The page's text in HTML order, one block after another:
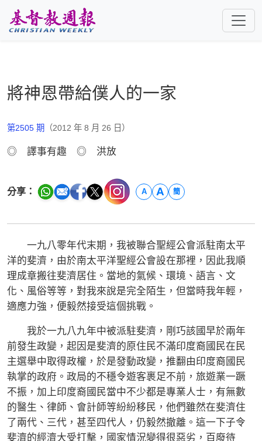
將神恩帶給僕人的一家
第2505 期 （2012 年 8 月 26 日）
◎ 譯事有趣 ◎ 洪放
分享： A A 簡
一九八零年代末期，我被聯合聖經公會派駐南太平
洋的斐濟，由於南太平洋聖經公會設在那裡，因此我順
理成章搬往斐濟居住。當地的氣候、環境、語言、文
化、風俗等等，對我來說是完全陌生，但當時我年輕，
適應力強，便毅然接受這個挑戰。
我於一九八九年中被派駐斐濟，剛巧該國早於兩年
前發生政變，起因是斐濟的原住民不滿印度裔國民在民
主選舉中取得政權，於是發動政變，推翻由印度裔國民
執掌的政府。政局的不穩令遊客裹足不前，旅遊業一蹶
不振，加上印度裔國民當中不少都是專業人士，有無數
的醫生、律師、會計師等紛紛移民，他們雖然在斐濟住
了兩代、三代，甚至四代人，仍毅然撤離。這一下子令
斐濟的經濟大受打擊，國家情況變得很惡劣，百廢待